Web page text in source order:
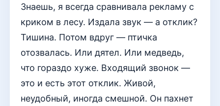
Знаешь, я всегда сравнивала рекламу с
криком в лесу. Издала звук — а отклик?
Тишина. Потом вдруг — птичка
отозвалась. Или дятел. Или медведь,
что гораздо хуже. Входящий звонок —
это и есть этот отклик. Живой,
неудобный, иногда смешной. Он пахнет